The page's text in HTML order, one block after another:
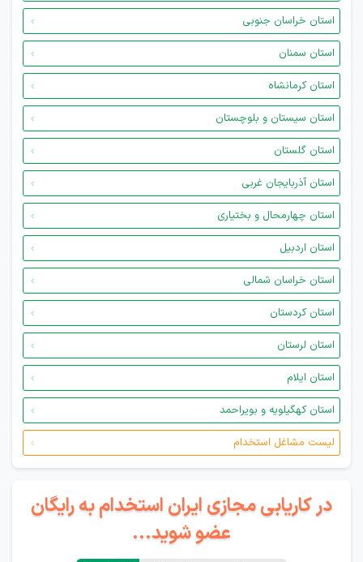
استان خراسان جنوبی
استان سمنان
استان کرمانشاه
استان سیستان و بلوچستان
استان گلستان
استان آذربایجان غربی
استان چهارمحال و بختیاری
استان اردبیل
استان خراسان شمالی
استان کردستان
استان لرستان
استان ایلام
استان کهگیلویه و بویراحمد
لیست مشاغل استخدام
در کاریابی مجازی ایران استخدام به رایگان
عضو شوید...